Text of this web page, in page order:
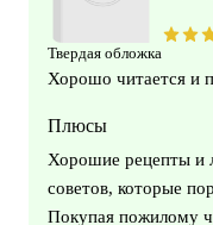
Твердая обложка
Хорошо читается и
Плюсы
Хорошие рецепты и
советов, которые
Покупая пожилому